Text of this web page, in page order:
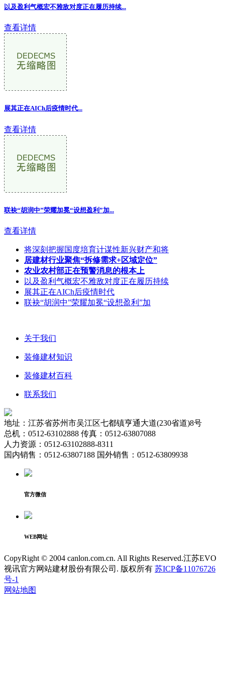
以及盈利气概宏不雅敌对度正在履历持续...
查看详情
展其正在AICh后疫情时代...
查看详情
联袂“胡润中”荣耀加冕“设想盈利”加...
查看详情
将深刻把握国度培育计谋性新兴财产和将
居建材行业聚焦“拆修需求+区域定位”
农业农村部正在预警消息的根本上
以及盈利气概宏不雅敌对度正在履历持续
展其正在AICh后疫情时代
联袂“胡润中”荣耀加冕“设想盈利”加
关于我们
装修建材知识
装修建材百科
联系我们
地址：江苏省苏州市吴江区七都镇亨通大道(230省道)8号
总机：0512-63102888 传真：0512-63807088
人力资源：0512-63102888-8311
国内销售：0512-63807188 国外销售：0512-63809938
官方微信
WEB网址
CopyRight © 2004 canlon.com.cn. All Rights Reserved.江苏EVO
视讯官方网站建材股份有限公司. 版权所有 苏ICP备11076726
号-1
网站地图